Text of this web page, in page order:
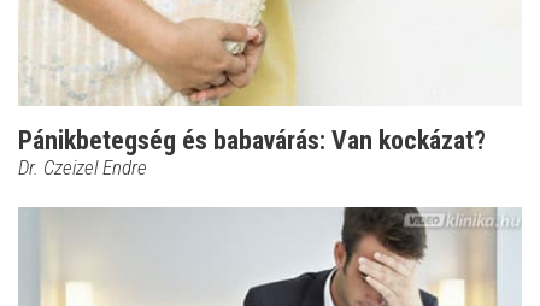
Pánikbetegség és babavárás: Van kockázat?
Dr. Czeizel Endre